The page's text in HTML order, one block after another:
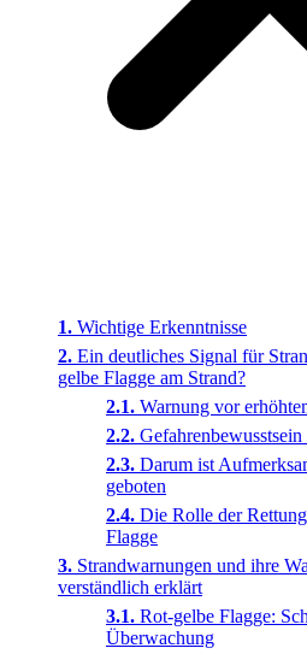
Wichtige Erkenntnisse
Ein deutliches Signal für
gelbe Flagge am Strand?
Warnung vor
Darum ist
geboten
Die Rolle der
Flagge
Strandwarnungen und ihre
verständlich erklärt
Rot-gelbe Flagge:
Überwachung